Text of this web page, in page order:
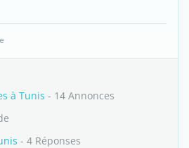
à Tunis - 14 Annonces
- 4 Réponses